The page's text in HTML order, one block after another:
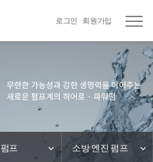
로그인 회원가입
프 소방 엔진 펌프